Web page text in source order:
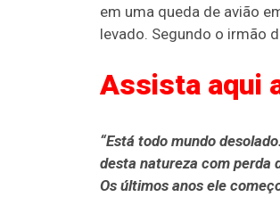
em uma queda de avião
levado. Segundo o irmão
Assista aqui
“Está todo mundo
desta natureza com perda
Os últimos anos ele